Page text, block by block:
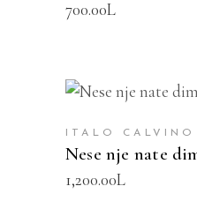
700.00L
SHTOJE
ITALO CALVINO
Nese nje nate
1,200.00L